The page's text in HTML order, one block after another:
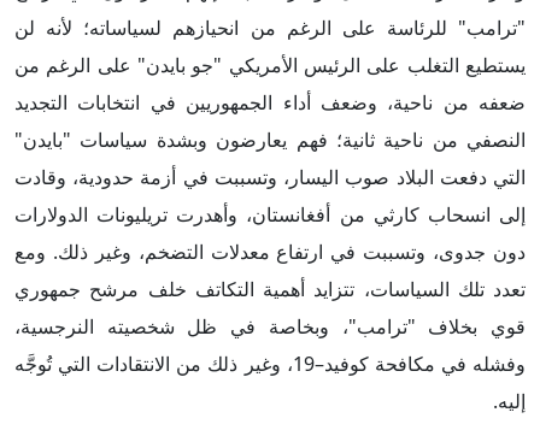
"ترامب" للرئاسة على الرغم من انحيازهم لسياساته؛ لأنه لن
يستطيع التغلب على الرئيس الأمريكي "جو بايدن" على الرغم من
ضعفه من ناحية، وضعف أداء الجمهوريين في انتخابات التجديد
النصفي من ناحية ثانية؛ فهم يعارضون وبشدة سياسات "بايدن"
التي دفعت البلاد صوب اليسار، وتسببت في أزمة حدودية، وقادت
إلى انسحاب كارثي من أفغانستان، وأهدرت تريليونات الدولارات
دون جدوى، وتسببت في ارتفاع معدلات التضخم، وغير ذلك. ومع
تعدد تلك السياسات، تتزايد أهمية التكاتف خلف مرشح جمهوري
قوي بخلاف "ترامب"، وبخاصة في ظل شخصيته النرجسية،
وفشله في مكافحة كوفيد–19، وغير ذلك من الانتقادات التي تُوجَّه
إليه.